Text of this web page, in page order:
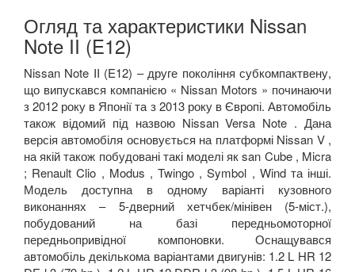
Огляд та характеристики Nissan
Note II (E12)
Nissan Note II (E12) – друге покоління субкомпактвену,
що випускався компанією « Nissan Motors » починаючи
з 2012 року в Японії та з 2013 року в Європі. Автомобіль
також відомий під назвою Nissan Versa Note . Дана
версія автомобіля основується на платформі Nissan V ,
на якій також побудовані такі моделі як san Cube , Micra
; Renault Clio , Modus , Twingo , Symbol , Wind та інші.
Модель доступна в одному варіанті кузовного
виконаннях – 5-дверний хетчбек/мінівен (5-міст.),
побудований на базі передньомоторної
передньопривідної компоновки. Оснащувався
автомобіль декількома варіантами двигунів: 1.2 L HR 12